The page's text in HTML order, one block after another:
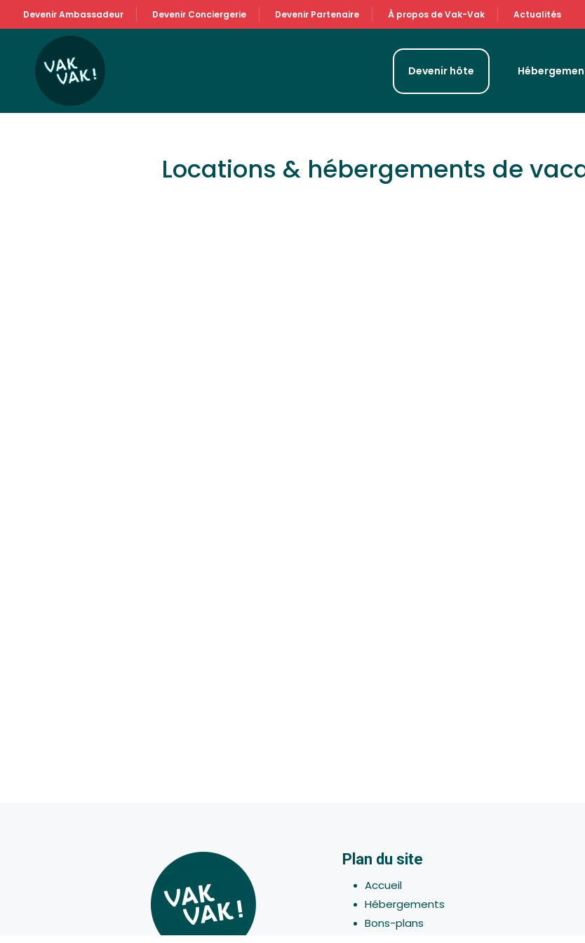
Devenir Ambassadeur Devenir Conciergerie Devenir Partenaire À propos de Vak-Vak Actualités
Devenir hôte
Locations & hébergements de
Plan du site
Accueil
Hébergements
Bons-plans